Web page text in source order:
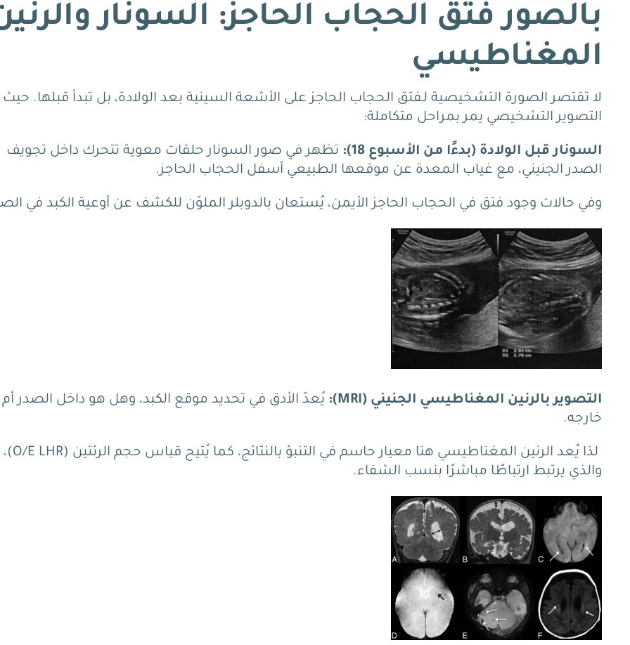
بالصور فتق الحجاب الحاجز: السونار
المغناطيسي
لا تقتصر الصورة التشخيصية لـفتق الحجاب الحاجز على الأشعة السينية بعد الولادة، بل تبدأ قبلها. حيث
التصوير التشخيصي يمر بمراحل متكاملة:
السونار قبل الولادة (بدءًا من الأسبوع 18):
تظهر في صور السونار حلقات معوية تتحرك داخل تجويف
الصدر الجنيني، مع غياب المعدة عن موقعها الطبيعي أسفل الحجاب الحاجز.
وفي حالات وجود فتق في الحجاب الحاجز الأيمن، يُستعان بالدوبلر الملوّن للكشف عن أوعية الكبد في
التصوير بالرنين المغناطيسي الجنيني (MRI):
يُعدّ الأدق في تحديد موقع الكبد، وهل هو داخل الصدر أم
خارجه.
لذا يُعد الرنين المغناطيسي هنا معيار حاسم في التنبؤ بالنتائج، كما يُتيح قياس حجم الرئتين (O/E LHR)،
والذي يرتبط ارتباطًا مباشرًا بنسب الشفاء.